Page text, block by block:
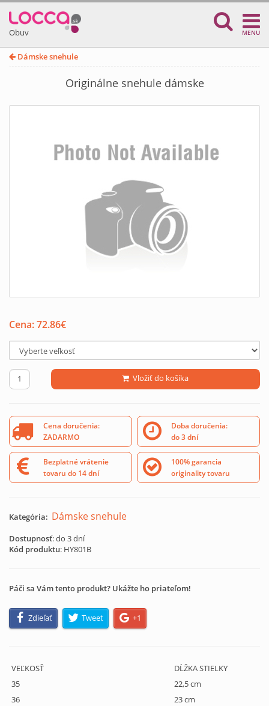
Obuv MENU
Dámske snehule
Originálne snehule dámske
Cena:72.86€
Vložiť do košíka
Cena doručenia:
ZADARMO
Doba doručenia:
do 3 dní
Bezplatné vrátenie
tovaru do 14 dní
100% garancia
originality tovaru
Kategória: Dámske snehule
Dostupnosť: do 3 dní
Kód produktu: HY801B
Páči sa Vám tento produkt? Ukážte ho priateľom!
Zdieľať Tweet +1
VEĽKOSŤ
DĹŽKA STIELKY
35
22,5 cm
36
23 cm